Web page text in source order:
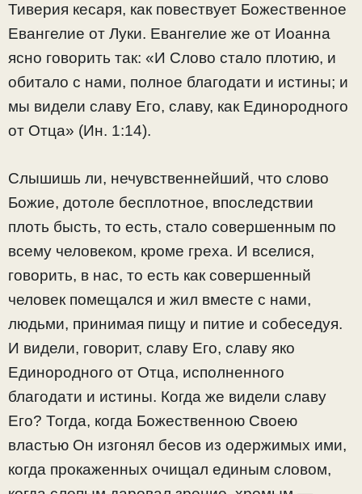
Тиверия кесаря, как повествует Божественное
Евангелие от Луки. Евангелие же от Иоанна
ясно говорить так: «И Слово стало плотию, и
обитало с нами, полное благодати и истины; и
мы видели славу Его, славу, как Единородного
от Отца» (Ин. 1:14).
Слышишь ли, нечувственнейший, что слово
Божие, дотоле бесплотное, впоследствии
плоть бысть, то есть, стало совершенным по
всему человеком, кроме греха. И вселися,
говорить, в нас, то есть как совершенный
человек помещался и жил вместе с нами,
людьми, принимая пищу и питие и собеседуя.
И видели, говорит, славу Его, славу яко
Единородного от Отца, исполненного
благодати и истины. Когда же видели славу
Его? Тогда, когда Божественною Своею
властью Он изгонял бесов из одержимых ими,
когда прокаженных очищал единым словом,